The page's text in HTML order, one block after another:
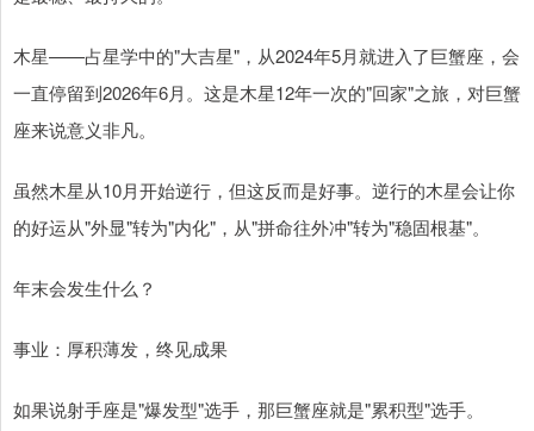
木星——占星学中的"大吉星"，从2024年5月就进入了巨蟹座，会
一直停留到2026年6月。这是木星12年一次的"回家"之旅，对巨蟹
座来说意义非凡。
虽然木星从10月开始逆行，但这反而是好事。逆行的木星会让你
的好运从"外显"转为"内化"，从"拼命往外冲"转为"稳固根基"。
年末会发生什么？
事业：厚积薄发，终见成果
如果说射手座是"爆发型"选手，那巨蟹座就是"累积型"选手。